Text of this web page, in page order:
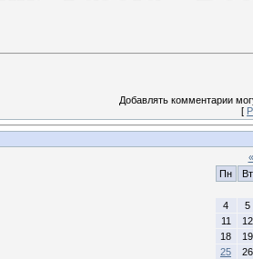
Добавлять комментарии
[
«
Пн
Вт
4
5
11
12
18
19
25
26